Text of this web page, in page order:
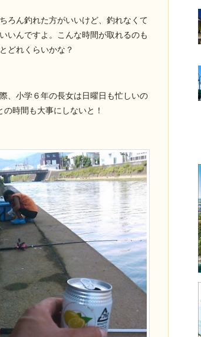
ろん釣れた方がいいけど、釣れなくて
いんですよ。こんな時間が取れるのも
どれくらいかな？
、小学６年の長女は日曜日も忙しいの
時間も大事にしないと！